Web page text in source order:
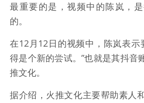
最重要的是，视频中的陈岚，
的。
在12月12日的视频中，陈岚表示
得是个新的尝试。”也就是其抖音
推文化。
据介绍，火推文化主要帮助素人